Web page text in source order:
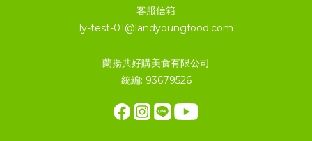
客服信箱
ly-test-01@landyoungfood.com
蘭揚共好購美食有限公司
統編: 93679526